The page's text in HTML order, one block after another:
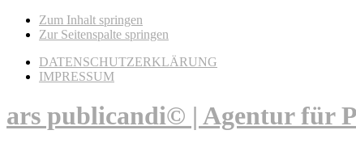
Zum Inhalt springen
Zur Seitenspalte springen
DATENSCHUTZERKLÄRUNG
IMPRESSUM
ars publicandi© | Agentur für